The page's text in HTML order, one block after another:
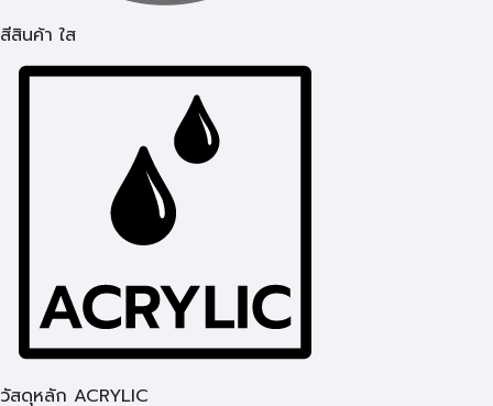
สีสินค้า ใส
วัสดุหลัก ACRYLIC